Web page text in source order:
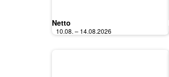
Netto
10.08. – 14.08.2026